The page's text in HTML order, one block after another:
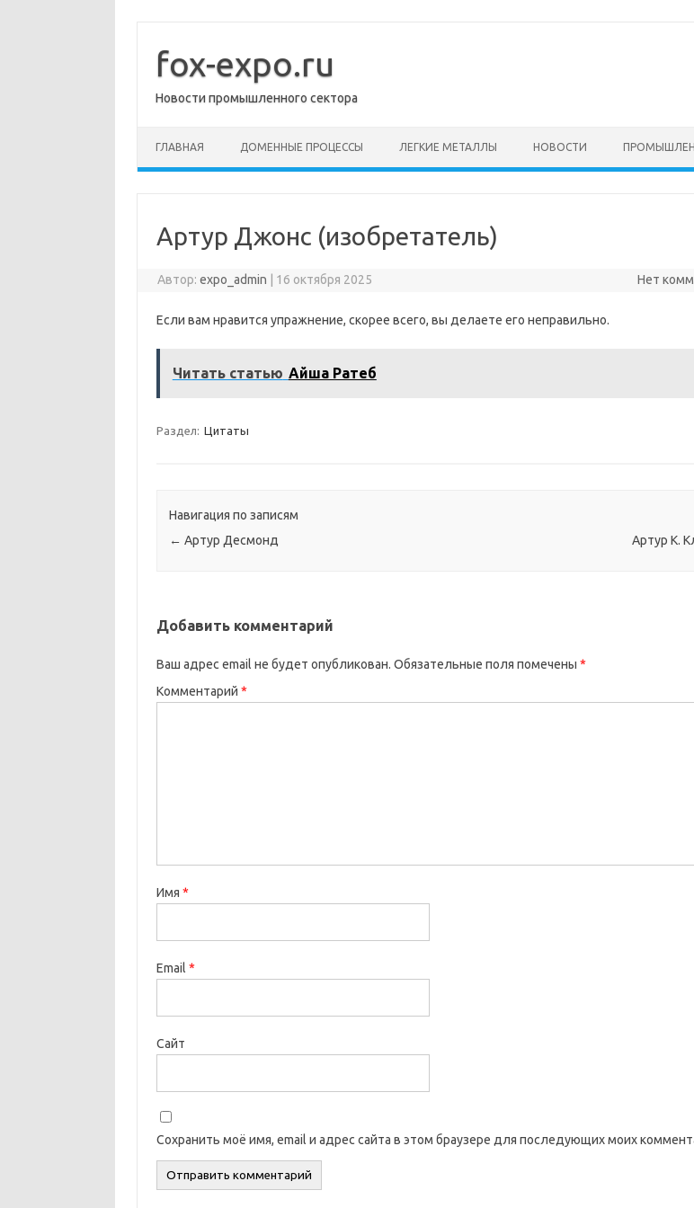
содержимому
fox-expo.ru
Новости промышленного сектора
ГЛАВНАЯ ДОМЕННЫЕ ПРОЦЕССЫ ЛЕГКИЕ МЕТАЛЛЫ НОВОСТИ
Артур Джонс (изобретатель)
Автор:expo_admin 16 октября 2025 Нет
Если вам нравится упражнение, скорее всего, вы делаете его неправильно.
Читать статью Айша Ратеб
Раздел: Цитаты
Навигация по записям
← Артур Десмонд Артур К.
Добавить комментарий
Ваш адрес email не будет опубликован. Обязательные поля помечены *
Комментарий *
Имя *
Email *
Сайт
Сохранить моё имя, email и адрес сайта в этом браузере для последующих моих